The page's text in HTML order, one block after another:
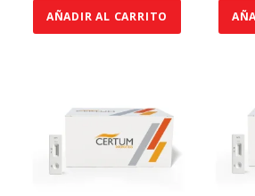
AÑADIR AL CARRITO